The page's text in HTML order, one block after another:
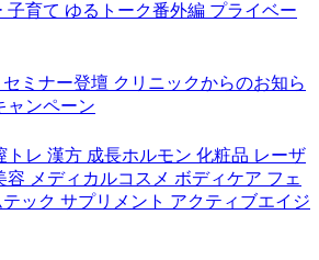
子育て ゆるトーク番外編 プライベー
ミナー登壇 クリニックからのお知ら
ャンペーン
トレ 漢方 成長ホルモン 化粧品 レーザ
容 メディカルコスメ ボディケア フェ
ック サプリメント アクティブエイジ